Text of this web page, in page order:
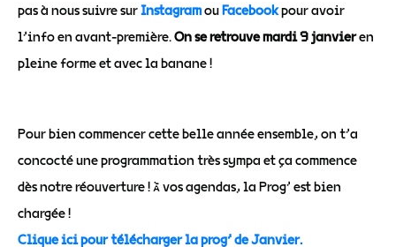
pas à nous suivre surInstagramouFacebookpour avoir
l’info en avant-première.On se retrouve mardi 9 janvieren
pleine forme et avec la banane !
Pour bien commencer cette belle année ensemble, on t’a
concocté une programmation très sympa et ça commence
dès notre réouverture ! À vos agendas, la Prog’ est bien
chargée !
Clique ici pour télécharger la prog’ de Janvier.